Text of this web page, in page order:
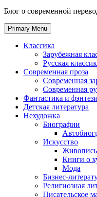
Блог о современной
Primary Menu
Классика
Зарубежная
Русская
Современная проза
Современная
Современная
Фантастика и фэнтези
Детская литература
Нехудожка
Биографии
Искусство
Книги о
Мода
Бизнес-
Религиозная
Писательское